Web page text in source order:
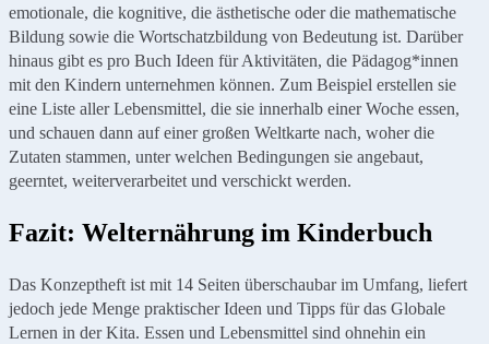
emotionale, die kognitive, die ästhetische oder die mathematische
Bildung sowie die Wortschatzbildung von Bedeutung ist. Darüber
hinaus gibt es pro Buch Ideen für Aktivitäten, die Pädagog*innen
mit den Kindern unternehmen können. Zum Beispiel erstellen sie
eine Liste aller Lebensmittel, die sie innerhalb einer Woche essen,
und schauen dann auf einer großen Weltkarte nach, woher die
Zutaten stammen, unter welchen Bedingungen sie angebaut,
geerntet, weiterverarbeitet und verschickt werden.
Fazit: Welternährung im Kinderbuch
Das Konzeptheft ist mit 14 Seiten überschaubar im Umfang, liefert
jedoch jede Menge praktischer Ideen und Tipps für das Globale
Lernen in der Kita. Essen und Lebensmittel sind ohnehin ein